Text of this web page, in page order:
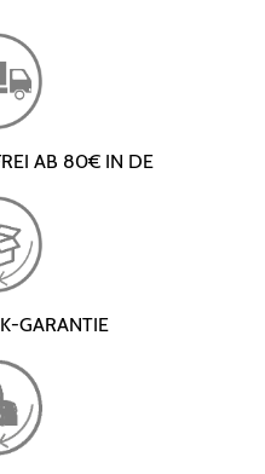
AB 80€ IN DE
GARANTIE